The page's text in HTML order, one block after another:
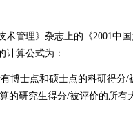
管理》杂志上的《2001中
计算公式为：
博士点和硕士点的科研得分
的研究生得分/被评价的所有